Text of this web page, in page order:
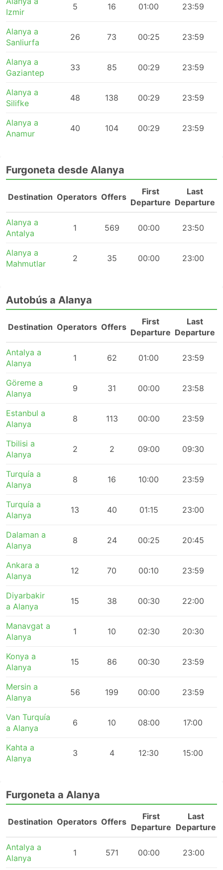
Izmir
5 16 01:00 23:59
Alanya a
Sanliurfa
26 73 00:25 23:59
Alanya a
Gaziantep
33 85 00:29 23:59
Alanya a
Silifke
48 138 00:29 23:59
Alanya a
Anamur
40 104 00:29 23:59
Furgoneta desde Alanya
Destination Operators Offers
First
Departure
Last
Departure
Alanya a
Antalya
1 569 00:00 23:50
Alanya a
Mahmutlar
2 35 00:00 23:00
Autobús a Alanya
Destination Operators Offers
First
Departure
Last
Departure
Antalya a
Alanya
1 62 01:00 23:59
Göreme a
Alanya
9 31 00:00 23:58
Estanbul a
Alanya
8 113 00:00 23:59
Tbilisi a
Alanya
2 2 09:00 09:30
Turquía a
Alanya
8 16 10:00 23:59
Turquía a
Alanya
13 40 01:15 23:00
Dalaman a
Alanya
8 24 00:25 20:45
Ankara a
Alanya
12 70 00:10 23:59
Diyarbakir
a Alanya
15 38 00:30 22:00
Manavgat a
Alanya
1 10 02:30 20:30
Konya a
Alanya
15 86 00:30 23:59
Mersin a
Alanya
56 199 00:00 23:59
Van Turquía
a Alanya
6 10 08:00 17:00
Kahta a
Alanya
3 4 12:30 15:00
Furgoneta a Alanya
Destination Operators Offers
First
Departure
Last
Departure
Antalya a
Alanya
1 571 00:00 23:00